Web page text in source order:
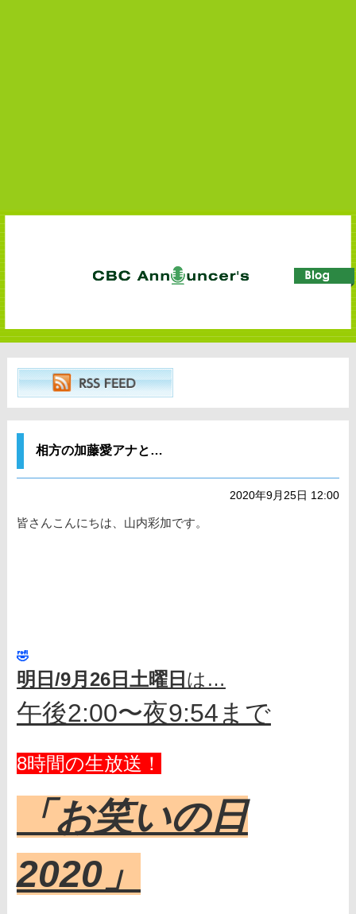
相方の加藤愛アナと…
2020年9月25日 12:00
皆さんこんにちは、山内彩加です。
🤣
明日/9月26日土曜日 は…
午後2:00〜夜9:54まで
8時間の生放送！
「お笑いの日
2020」